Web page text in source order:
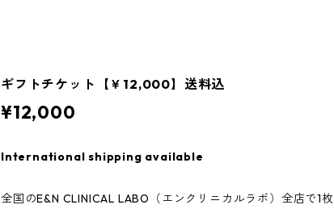
ギフトチケット【￥12,000】送料込
¥12,000
International shipping available
全国のE&N CLINICAL LABO（エンクリニカルラボ）全店で1枚